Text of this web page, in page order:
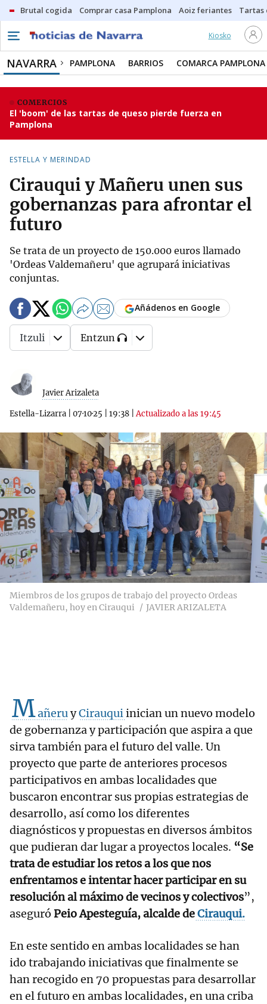
Brutal cogida Comprar casa Pamplona Aoiz feriantes Tartas
Kiosko
NAVARRA PAMPLONA BARRIOS COMARCA PAMPLONA
COMERCIOS
El 'boom' de las tartas de queso pierde fuerza en
Pamplona
ESTELLA Y MERINDAD
Cirauqui y Mañeru unen sus
gobernanzas para afrontar el
futuro
Se trata de un proyecto de 150.000 euros llamado
'Ordeas Valdemañeru' que agrupará iniciativas
conjuntas.
Javier Arizaleta
Estella-Lizarra 07·10·25 19:38 |Actualizado a las 19:45
Añádenos en Google
Itzuli Entzun
Miembros de los grupos de trabajo del proyecto Ordeas
Valdemañeru, hoy en Cirauqui
JAVIER ARIZALETA
MañeruyCirauquiinician un nuevo modelo
de gobernanza y participación que aspira a que
sirva también para el futuro del valle. Un
proyecto que parte de anteriores procesos
participativos en ambas localidades que
buscaron encontrar sus propias estrategias de
desarrollo, así como los diferentes
diagnósticos y propuestas en diversos ámbitos
que pudieran dar lugar a proyectos locales. “Se
trata de estudiar los retos a los que nos
enfrentamos e intentar hacer participar en su
resolución al máximo de vecinos y colectivos”,
aseguró Peio Apesteguía, alcalde deCirauqui.
En este sentido en ambas localidades se han
ido trabajando iniciativas que finalmente se
han recogido en 70 propuestas para desarrollar
en el futuro en ambas localidades, en una criba